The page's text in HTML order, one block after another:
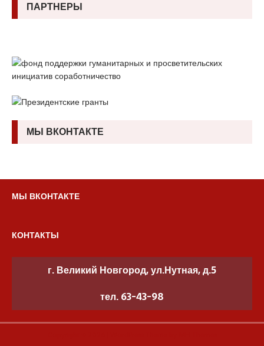
ПАРТНЕРЫ
МЫ ВКОНТАКТЕ
МЫ ВКОНТАКТЕ
КОНТАКТЫ
г. Великий Новгород, ул.Нутная, д.5
тел. 63-43-98